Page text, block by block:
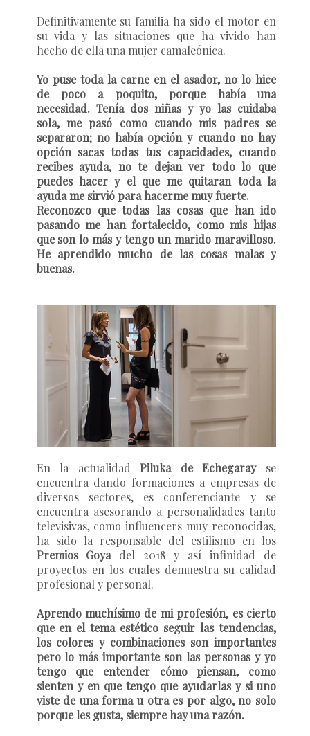
Definitivamente su familia ha sido el motor en
su vida y las situaciones que ha vivido han
hecho de ella una mujer camaleónica.
Yo puse toda la carne en el asador, no lo hice
de poco a poquito, porque había una
necesidad. Tenía dos niñas y yo las cuidaba
sola, me pasó como cuando mis padres se
separaron; no había opción y cuando no hay
opción sacas todas tus capacidades, cuando
recibes ayuda, no te dejan ver todo lo que
puedes hacer y el que me quitaran toda la
ayuda me sirvió para hacerme muy fuerte.
Reconozco que todas las cosas que han ido
pasando me han fortalecido, como mis hijas
que son lo más y tengo un marido maravilloso.
He aprendido mucho de las cosas malas y
buenas.
En la actualidadPiluka de Echegarayse
encuentra dando formaciones a empresas de
diversos sectores, es conferenciante y se
encuentra asesorando a personalidades tanto
televisivas, como influencers muy reconocidas,
ha sido la responsable del estilismo en los
Premios Goyadel 2018 y así infinidad de
proyectos en los cuales demuestra su calidad
profesional y personal.
Aprendo muchísimo de mi profesión, es cierto
que en el tema estético seguir las tendencias,
los colores y combinaciones son importantes
pero lo más importante son las personas y yo
tengo que entender cómo piensan, como
sienten y en que tengo que ayudarlas y si uno
viste de una forma u otra es por algo, no solo
porque les gusta, siempre hay una razón.